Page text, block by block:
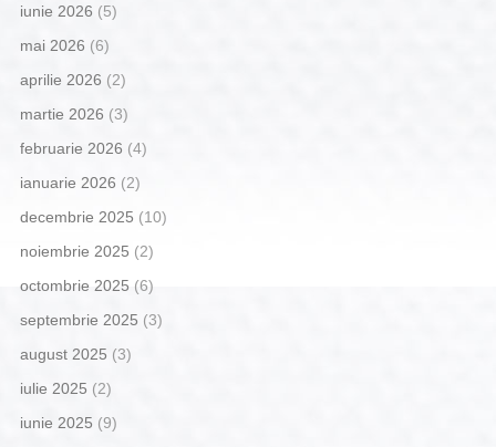
iunie 2026 (5)
mai 2026 (6)
aprilie 2026 (2)
martie 2026 (3)
februarie 2026 (4)
ianuarie 2026 (2)
decembrie 2025 (10)
noiembrie 2025 (2)
octombrie 2025(6)
septembrie 2025 (3)
august 2025 (3)
iulie 2025 (2)
iunie 2025 (9)